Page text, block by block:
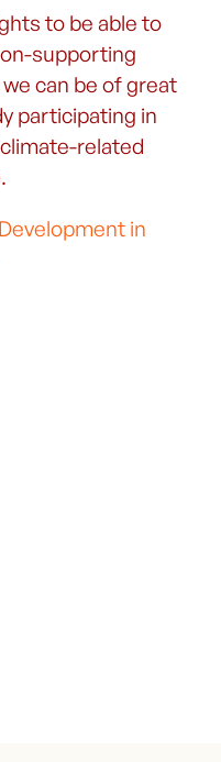
to be able to
supporting
can be of great
participating in
related
in